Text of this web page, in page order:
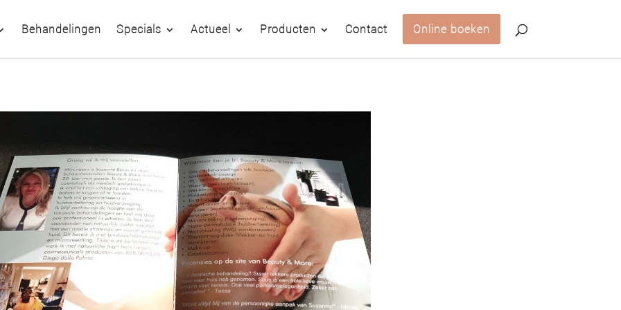
Behandelingen Specials Actueel Producten Contact Online boeken